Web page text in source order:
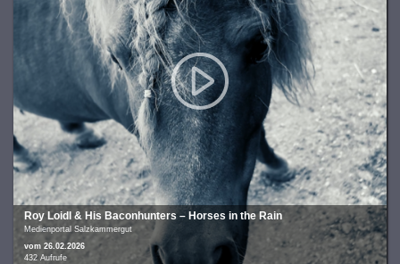
Roy Loidl & His Baconhunters – Horses in the Rain
Medienportal Salzkammergut
vom 26.02.2026
432 Aufrufe